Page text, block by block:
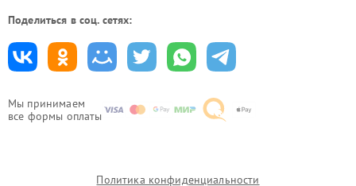
Мы принимаем
все формы оплаты
Поделиться в соц. сетях:
Политика конфиденциальности